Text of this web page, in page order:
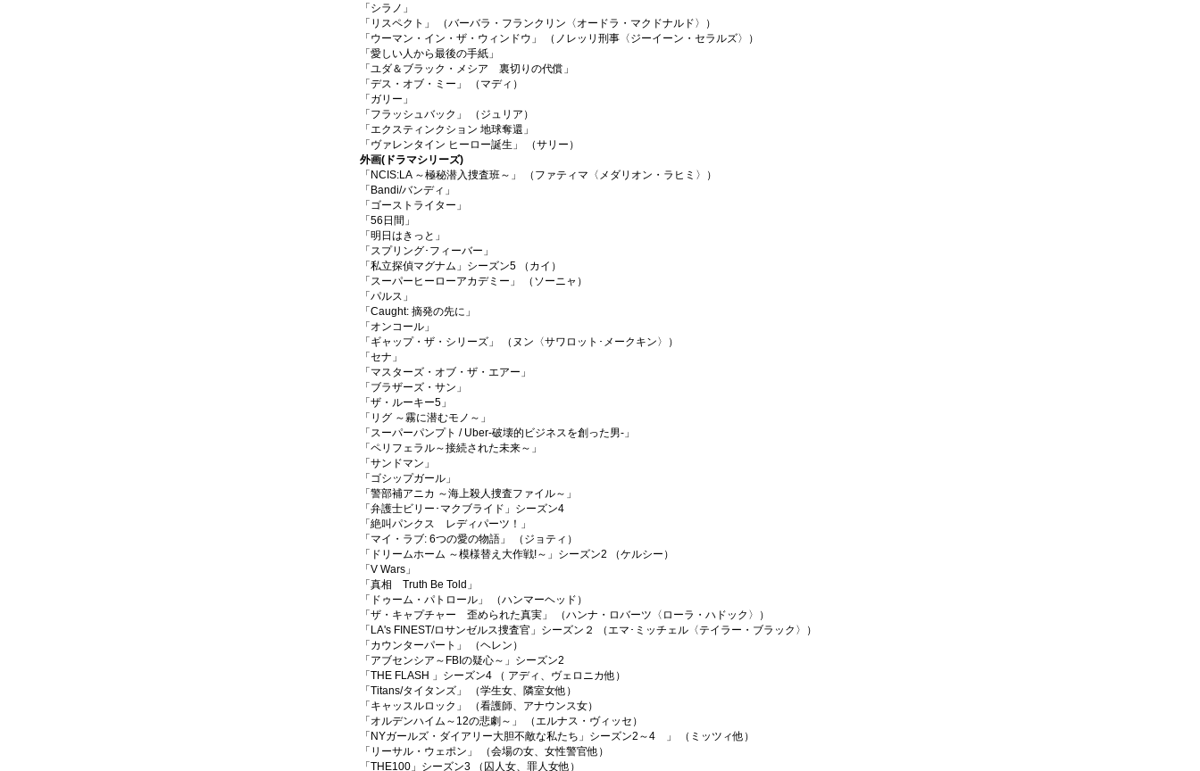
「シラノ」
「リスペクト」 （バーバラ・フランクリン〈オードラ・マクドナルド〉）
「ウーマン・イン・ザ・ウィンドウ」 （ノレッリ刑事〈ジーイーン・セラルズ〉）
「愛しい人から最後の手紙」
「ユダ＆ブラック・メシア 裏切りの代償」
「デス・オブ・ミー」 （マディ）
「ガリー」
「フラッシュバック」 （ジュリア）
「エクスティンクション 地球奪還」
「ヴァレンタイン ヒーロー誕生」 （サリー）
外画(ドラマシリーズ)
「NCIS:LA ～極秘潜入捜査班～」 （ファティマ〈メダリオン・ラヒミ〉）
「Bandi/バンディ」
「ゴーストライター」
「56日間」
「明日はきっと」
「スプリング･フィーバー」
「私立探偵マグナム」シーズン5 （カイ）
「スーパーヒーローアカデミー」 （ソーニャ）
「パルス」
「Caught: 摘発の先に」
「オンコール」
「ギャップ・ザ・シリーズ」 （ヌン〈サワロット･メークキン〉）
「セナ」
「マスターズ・オブ・ザ・エアー」
「ブラザーズ・サン」
「ザ・ルーキー5」
「リグ ～霧に潜むモノ～」
「スーパーパンプト / Uber-破壊的ビジネスを創った男-」
「ペリフェラル～接続された未来～」
「サンドマン」
「ゴシップガール」
「警部補アニカ ～海上殺人捜査ファイル～」
「弁護士ビリー･マクブライド」シーズン4
「絶叫パンクス レディパーツ！」
「マイ・ラブ: 6つの愛の物語」 （ジョティ）
「ドリームホーム ～模様替え大作戦!～」シーズン2 （ケルシー）
「V Wars」
「真相 Truth Be Told」
「ドゥーム・パトロール」 （ハンマーヘッド）
「ザ・キャプチャー 歪められた真実」 （ハンナ・ロバーツ〈ローラ・ハドック〉）
「LA's FINEST/ロサンゼルス捜査官」シーズン２ （エマ･ミッチェル〈テイラー・ブラック〉）
「カウンターパート」 （ヘレン）
「アブセンシア～FBIの疑心～」シーズン2
「THE FLASH 」シーズン4 （ アディ、ヴェロニカ他）
「Titans/タイタンズ」 （学生女、隣室女他）
「キャッスルロック」 （看護師、アナウンス女）
「オルデンハイム～12の悲劇～」 （エルナス・ヴィッセ）
「NYガールズ・ダイアリー大胆不敵な私たち」シーズン2～4 」 （ミッツィ他）
「リーサル・ウェポン」 （会場の女、女性警官他）
「THE100」シーズン3 （囚人女、罪人女他）